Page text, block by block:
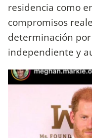
residencia como
compromisos
determinación
independiente y